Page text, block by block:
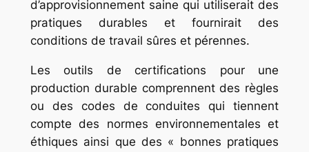
d’approvisionnement saine qui utiliserait des
pratiques durables et fournirait des
conditions de travail sûres et pérennes.
Les outils de certifications pour une
production durable comprennent des règles
ou des codes de conduites qui tiennent
compte des normes environnementales et
éthiques ainsi que des « bonnes pratiques